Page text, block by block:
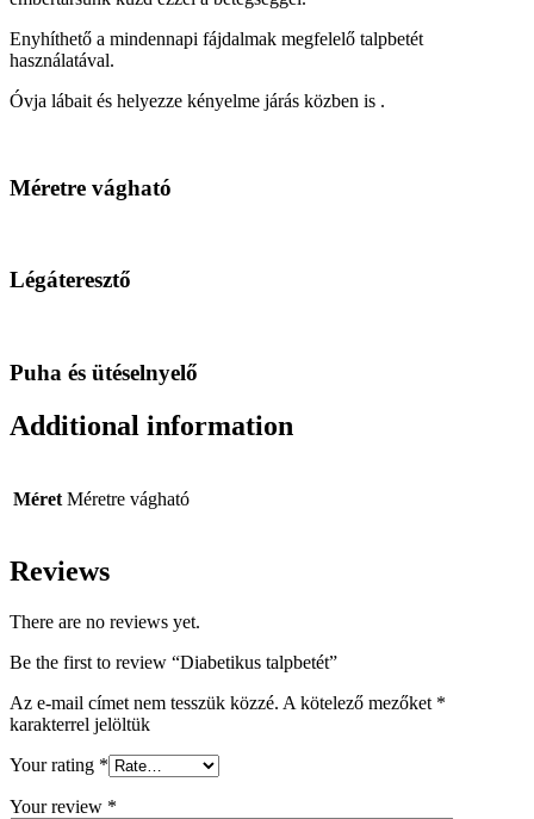
Enyhíthető a mindennapi fájdalmak megfelelő talpbetét
használatával.
Óvja lábait és helyezze kényelme járás közben is .
Méretre vágható
Légáteresztő
Puha és ütéselnyelő
Additional information
Méret Méretre vágható
Reviews
There are no reviews yet.
Be the first to review “Diabetikus talpbetét”
Az e-mail címet nem tesszük közzé. A kötelező mezőket *
karakterrel jelöltük
Your rating *
Your review *